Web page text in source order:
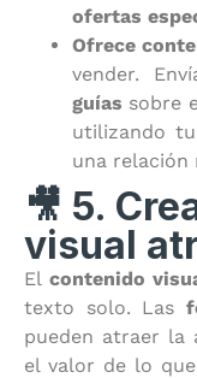
ofertas
Ofrece
vender.
guías sobre
utilizando
una relación
🎥 5.
visual
El contenido
texto solo. Las
pueden atraer la
el valor de lo